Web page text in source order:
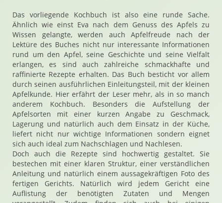
Das vorliegende Kochbuch ist also eine runde Sache.
Ähnlich wie einst Eva nach dem Genuss des Apfels zu
Wissen gelangte, werden auch Apfelfreude nach der
Lektüre des Buches nicht nur interessante Informationen
rund um den Apfel, seine Geschichte und seine Vielfalt
erlangen, es sind auch zahlreiche schmackhafte und
raffinierte Rezepte erhalten. Das Buch besticht vor allem
durch seinen ausführlichen Einleitungsteil, mit der kleinen
Apfelkunde. Hier erfährt der Leser mehr, als in so manch
anderem Kochbuch. Besonders die Aufstellung der
Apfelsorten mit einer kurzen Angabe zu Geschmack,
Lagerung und natürlich auch dem Einsatz in der Küche,
liefert nicht nur wichtige Informationen sondern eignet
sich auch ideal zum Nachschlagen und Nachlesen.
Doch auch die Rezepte sind hochwertig gestaltet. Sie
bestechen mit einer klaren Struktur, einer verständlichen
Anleitung und natürlich einem aussagekräftigen Foto des
fertigen Gerichts. Natürlich wird jedem Gericht eine
Auflistung der benötigten Zutaten und Mengen